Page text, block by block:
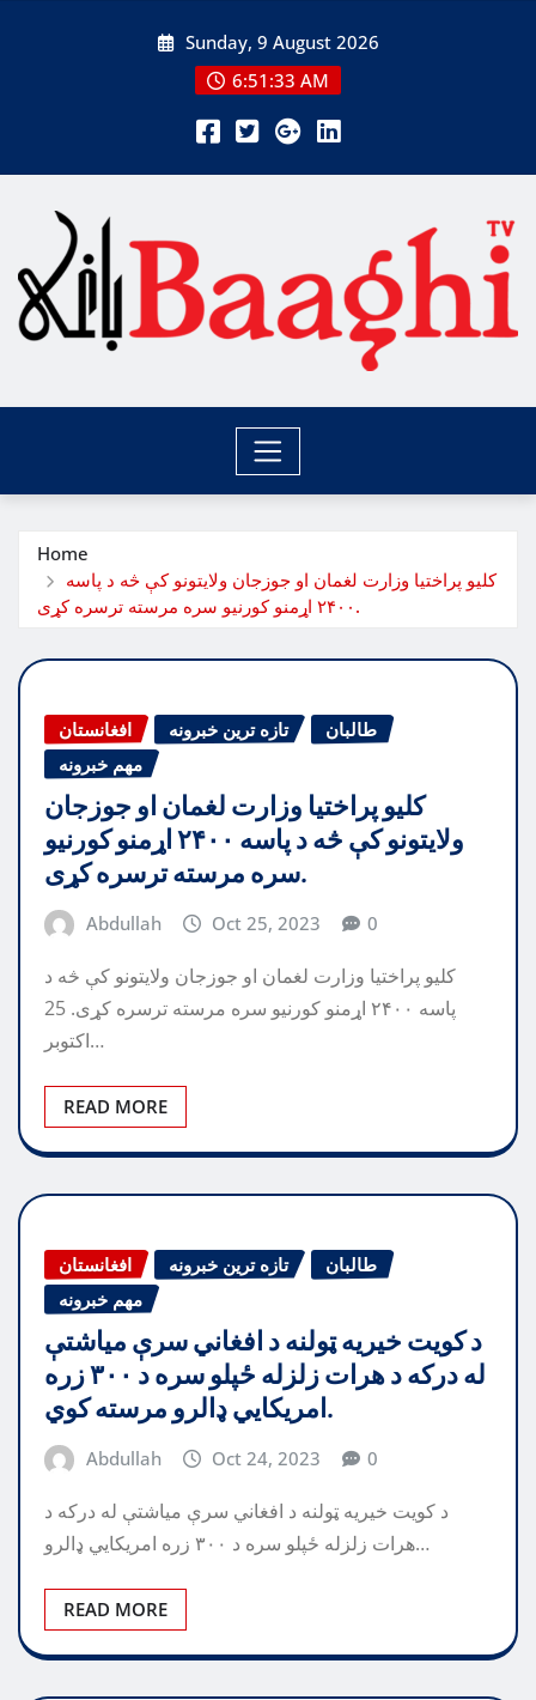
Sunday, 9 August 2026
6:51:34 AM
Home
کلیو پراختیا وزارت لغمان او جوزجان ولایتونو کې څه د پاسه
۲۴۰۰ اړمنو کورنیو سره مرسته ترسره کړی.
افغانستان تازه ترین خبرونه
طالبان
مهم خبرونه
کلیو پراختیا وزارت لغمان او جوزجان
ولایتونو کې څه د پاسه ۲۴۰۰ اړمنو کورنیو
سره مرسته ترسره کړی.
Abdullah Oct 25, 2023 0
کلیو پراختیا وزارت لغمان او جوزجان ولایتونو کې څه د
پاسه ۲۴۰۰ اړمنو کورنیو سره مرسته ترسره کړی. 25
اکتوبر…
READ MORE
افغانستان تازه ترین خبرونه
طالبان
مهم خبرونه
د کویت خیریه ټولنه د افغاني سرې میاشتې
له درکه د هرات زلزله ځپلو سره د ۳۰۰ زره
امریکایي ډالرو مرسته کوي.
Abdullah Oct 24, 2023 0
د کویت خیریه ټولنه د افغاني سرې میاشتې له درکه د
هرات زلزله ځپلو سره د ۳۰۰ زره امریکایي ډالرو…
READ MORE